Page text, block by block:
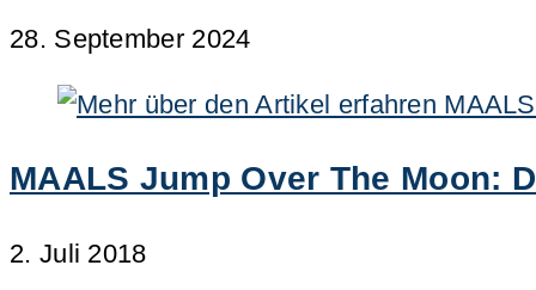
28. September 2024
MAALS Jump Over The Moon:
2. Juli 2018